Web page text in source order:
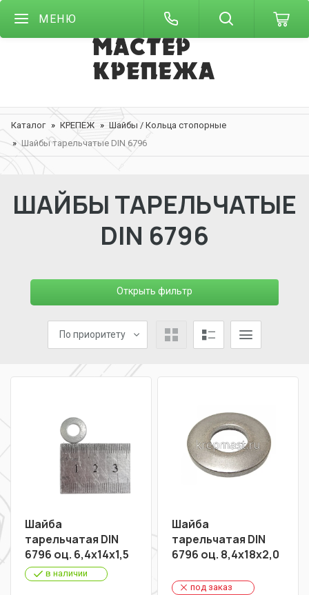
МЕНЮ
Каталог КРЕПЕЖ
Шайбы / Кольца стопорные
Шайбы тарельчатые DIN 6796
ШАЙБЫ ТАРЕЛЬЧАТЫЕ
DIN 6796
Открыть фильтр
По приоритету
Шайба
тарельчатая DIN
6796 оц. 6,4х14х1,5
в наличии
Шайба
тарельчатая DIN
6796 оц. 8,4х18х2,0
под заказ